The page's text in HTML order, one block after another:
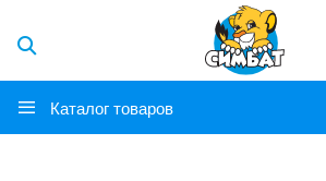
Каталог товаров